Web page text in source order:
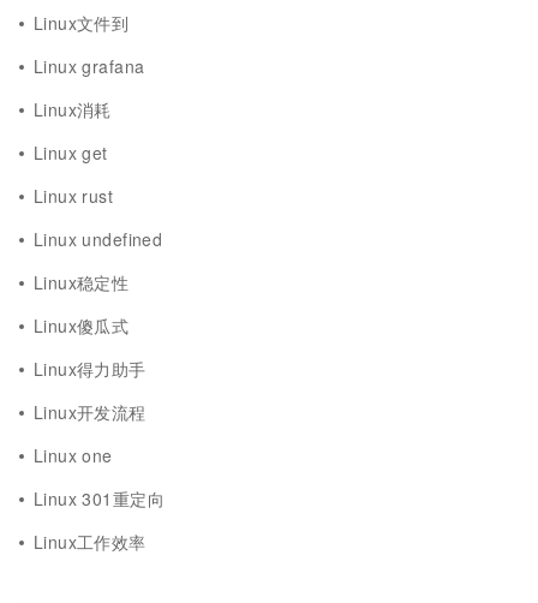
Linux文件到
Linux grafana
Linux消耗
Linux get
Linux rust
Linux undefined
Linux稳定性
Linux傻瓜式
Linux得力助手
Linux开发流程
Linux one
Linux 301重定向
Linux工作效率